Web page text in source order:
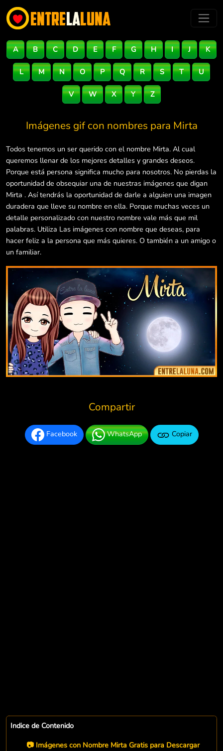
A B C D E F G H I J K
L M N O P Q R S T U
V W X Y Z
Imágenes gif con nombres para Mirta
Todos tenemos un ser querido con el nombre Mirta. Al cual
queremos llenar de los mejores detalles y grandes deseos.
Porque está persona significa mucho para nosotros. No pierdas la
oportunidad de obsequiar una de nuestras imágenes que digan
Mirta . Así tendrás la oportunidad de darle a alguien una imagen
duradera que lleve su nombre en ella. Porque muchas veces un
detalle personalizado con nuestro nombre vale más que mil
palabras. Utiliza Las imágenes con nombre que deseas, para
hacer feliz a la persona que más quieres. O también a un amigo o
un familiar.
Compartir
Facebook WhatsApp Copiar
Indice de Contenido
📷 Imágenes con Nombre Mirta Gratis para Descargar